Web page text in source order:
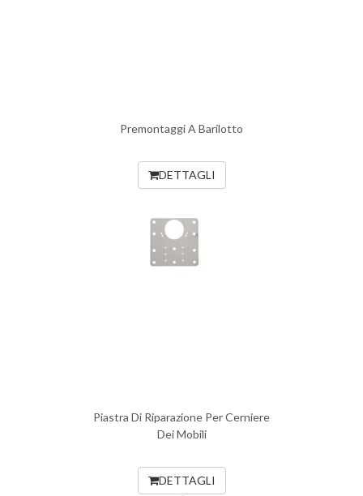
Premontaggi A Barilotto
DETTAGLI
Piastra Di Riparazione Per Cerniere
Dei Mobili
DETTAGLI